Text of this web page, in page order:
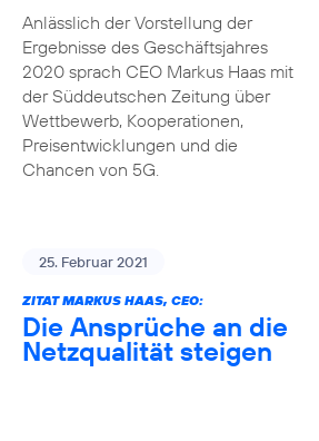
Anlässlich der Vorstellung der
Ergebnisse des Geschäftsjahres
2020 sprach CEO Markus Haas mit
der Süddeutschen Zeitung über
Wettbewerb, Kooperationen,
Preisentwicklungen und die
Chancen von 5G.
25. Februar 2021
ZITAT MARKUS HAAS, CEO:
Die Ansprüche an die
Netzqualität steigen